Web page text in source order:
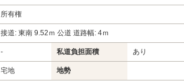
所有権
接道: 東南 9.52ｍ 公道 道路幅: 4ｍ
- 私道負担面積 あり
宅地 地勢